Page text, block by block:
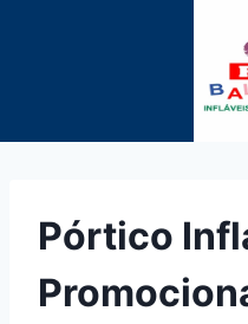
Pórtico